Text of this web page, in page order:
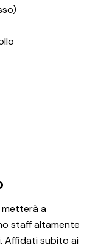
metterà a
staff altamente
Affidati subito ai